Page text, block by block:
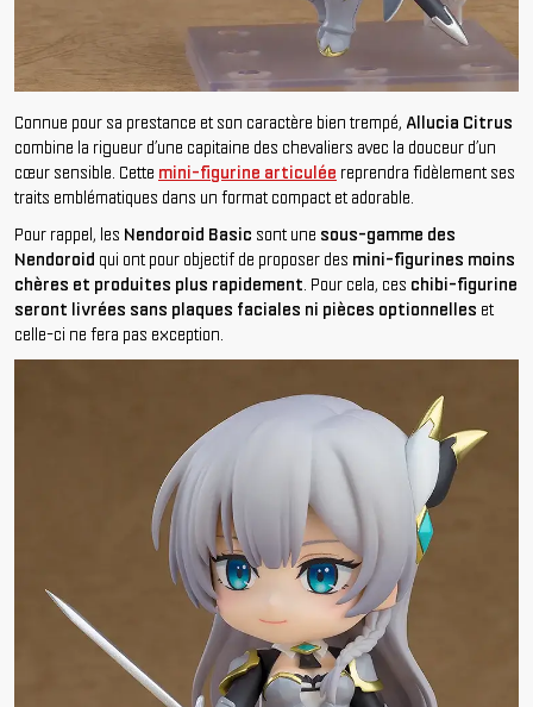
Connue pour sa prestance et son caractère bien trempé, Allucia Citrus
combine la rigueur d’une capitaine des chevaliers avec la douceur d’un
cœur sensible. Cette mini-figurine articulée reprendra fidèlement ses
traits emblématiques dans un format compact et adorable.
Pour rappel, les Nendoroid Basic sont une sous-gamme des
Nendoroid qui ont pour objectif de proposer des mini-figurines moins
chères et produites plus rapidement. Pour cela, ces chibi-figurine
seront livrées sans plaques faciales ni pièces optionnelles et
celle-ci ne fera pas exception.